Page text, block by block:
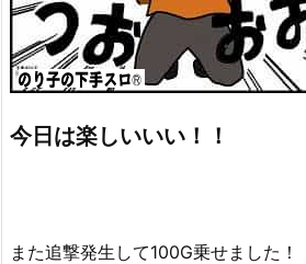
今日は楽しいいい！！
また追撃発生して100G乗せました！